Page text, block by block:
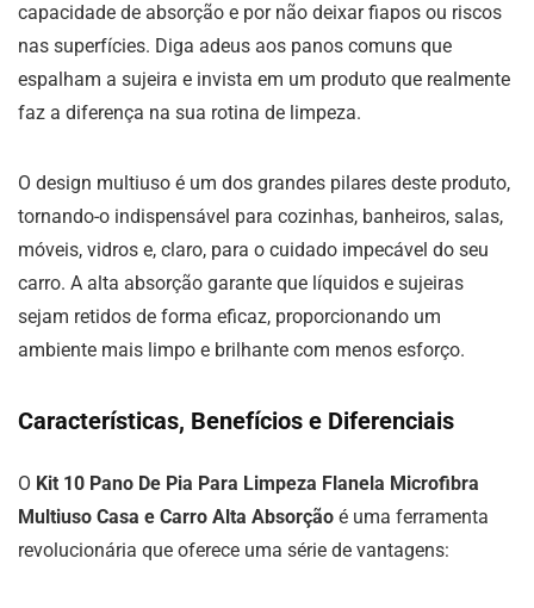
capacidade de absorção e por não deixar fiapos ou riscos
nas superfícies. Diga adeus aos panos comuns que
espalham a sujeira e invista em um produto que realmente
faz a diferença na sua rotina de limpeza.
O design multiuso é um dos grandes pilares deste produto,
tornando-o indispensável para cozinhas, banheiros, salas,
móveis, vidros e, claro, para o cuidado impecável do seu
carro. A alta absorção garante que líquidos e sujeiras
sejam retidos de forma eficaz, proporcionando um
ambiente mais limpo e brilhante com menos esforço.
Características, Benefícios e Diferenciais
O Kit 10 Pano De Pia Para Limpeza Flanela Microfibra
Multiuso Casa e Carro Alta Absorção é uma ferramenta
revolucionária que oferece uma série de vantagens: